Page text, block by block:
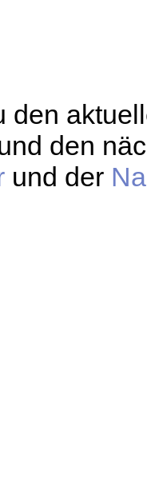
den
den
und der